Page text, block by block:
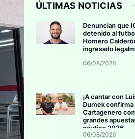
ÚLTIMAS NOTICIAS
Denuncian que
detenido al
Homero
ingresado
06/08/2026
¡A cantar con
Dumek confirma
Cartagenero
grandes
náutico 2026
06/08/2026